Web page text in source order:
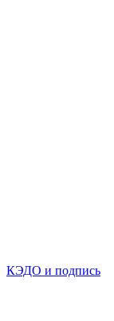
КЭДО и подпись